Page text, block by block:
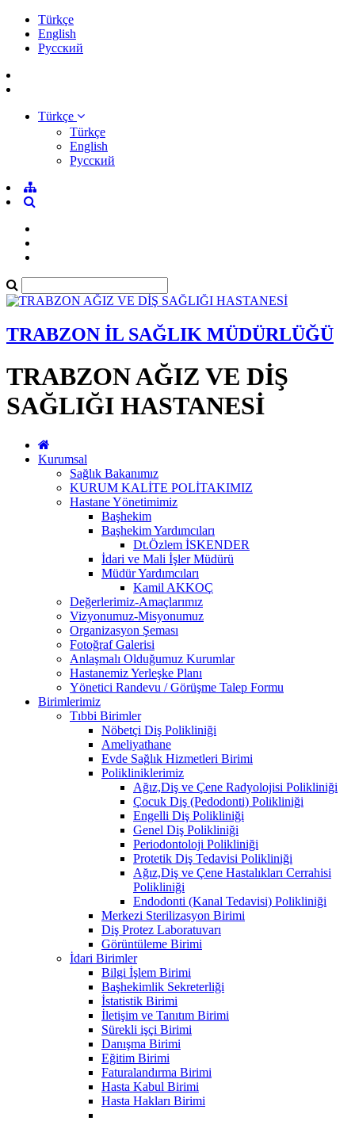
Türkçe
English
Pусский
Türkçe
Türkçe
English
Pусский
TRABZON İL SAĞLIK MÜDÜRLÜĞÜ
TRABZON AĞIZ VE DİŞ
SAĞLIĞI HASTANESİ
Kurumsal
Sağlık Bakanımız
KURUM KALİTE POLİTAKIMIZ
Hastane Yönetimimiz
Başhekim
Başhekim Yardımcıları
Dt.Özlem İSKENDER
İdari ve Mali İşler Müdürü
Müdür Yardımcıları
Kamil AKKOÇ
Değerlerimiz-Amaçlarımız
Vizyonumuz-Misyonumuz
Organizasyon Şeması
Fotoğraf Galerisi
Anlaşmalı Olduğumuz Kurumlar
Hastanemiz Yerleşke Planı
Yönetici Randevu / Görüşme Talep Formu
Birimlerimiz
Tıbbi Birimler
Nöbetçi Diş Polikliniği
Ameliyathane
Evde Sağlık Hizmetleri Birimi
Polikliniklerimiz
Ağız,Diş ve Çene Radyolojisi Polikliniği
Çocuk Diş (Pedodonti) Polikliniği
Engelli Diş Polikliniği
Genel Diş Polikliniği
Periodontoloji Polikliniği
Protetik Diş Tedavisi Polikliniği
Ağız,Diş ve Çene Hastalıkları Cerrahisi
Polikliniği
Endodonti (Kanal Tedavisi) Polikliniği
Merkezi Sterilizasyon Birimi
Diş Protez Laboratuvarı
Görüntüleme Birimi
İdari Birimler
Bilgi İşlem Birimi
Başhekimlik Sekreterliği
İstatistik Birimi
İletişim ve Tanıtım Birimi
Sürekli işçi Birimi
Danışma Birimi
Eğitim Birimi
Faturalandırma Birimi
Hasta Kabul Birimi
Hasta Hakları Birimi